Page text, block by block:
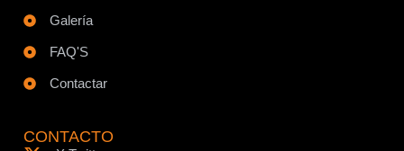
Galería
FAQ'S
Contactar
CONTACTO